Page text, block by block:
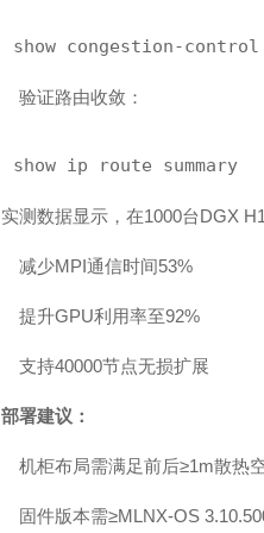
show congestion-
验证路由收敛：
show ip route summary
实测数据显示，在1000台DGX
减少MPI通信时间53%
提升GPU利用率至92%
支持40000节点无损扩展
部署建议：
机柜布局需满足前后≥1m散热
固件版本需≥MLNX-OS